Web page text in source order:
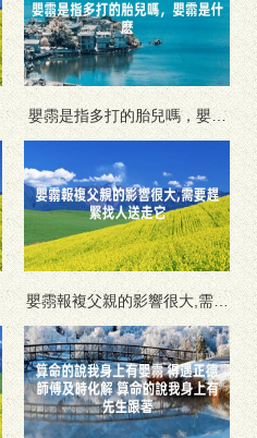
嬰霛是指多打的胎兒嗎，嬰霛
是什麽
嬰霛報複父親的影響很大,需要
趕緊找人送走它